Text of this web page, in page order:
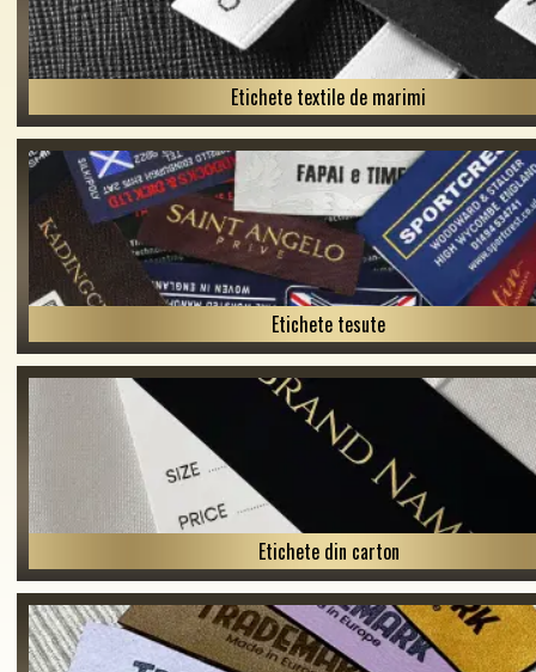
Etichete textile de marimi
Etichete tesute
Etichete din carton